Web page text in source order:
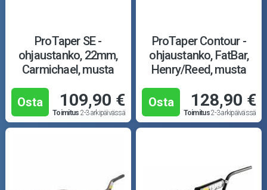
ProTaper SE -
ohjaustanko, 22mm,
Carmichael, musta
Osta 109,90 €
Toimitus 2-3 arkipäivässä
ProTaper Contour -
ohjaustanko, FatBar,
Henry/Reed, musta
Osta 128,90 €
Toimitus2-3 arkipäivässä